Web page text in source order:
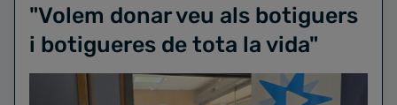
"Volem donar veu als botiguers
i botigueres de tota la vida"